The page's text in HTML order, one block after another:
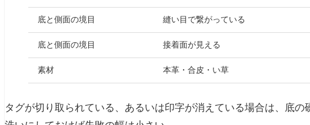
底と側面の境目 縫い目で繋がっている
底と側面の境目 接着面が見える
素材 本革・合皮・い草
タグが切り取られている、あるいは印字が消えている場合は、底